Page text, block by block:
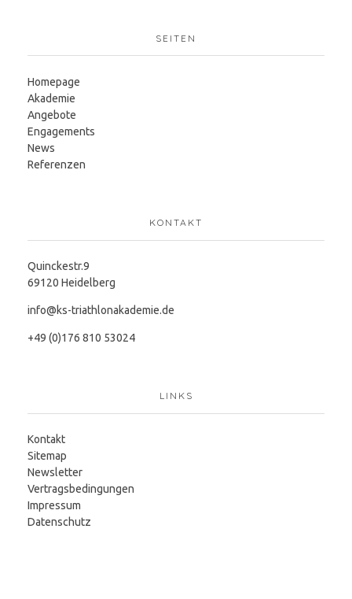
SEITEN
Homepage
Akademie
Angebote
Engagements
News
Referenzen
KONTAKT
Quinckestr.9
69120 Heidelberg
info@ks-triathlonakademie.de
+49 (0)176 810 53024
LINKS
Kontakt
Sitemap
Newsletter
Vertragsbedingungen
Impressum
Datenschutz